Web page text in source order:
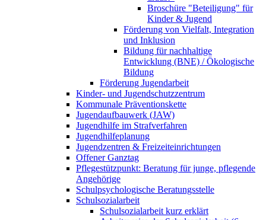
Broschüre "Beteiligung" für
Kinder & Jugend
Förderung von Vielfalt, Integration
und Inklusion
Bildung für nachhaltige
Entwicklung (BNE) / Ökologische
Bildung
Förderung Jugendarbeit
Kinder- und Jugendschutzzentrum
Kommunale Präventionskette
Jugendaufbauwerk (JAW)
Jugendhilfe im Strafverfahren
Jugendhilfeplanung
Jugendzentren & Freizeiteinrichtungen
Offener Ganztag
Pflegestützpunkt: Beratung für junge, pflegende
Angehörige
Schulpsychologische Beratungsstelle
Schulsozialarbeit
Schulsozialarbeit kurz erklärt